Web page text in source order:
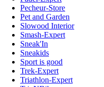
Pecheur-Store
Pet and Garden
Slowood Interior
Smash-Expert
Sneak'In
Sneakids
Sport is good
Trek-Expert
Triathlon-Expert